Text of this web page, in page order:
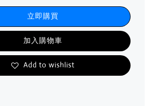
立即購買
加入購物車
Add to wishlist